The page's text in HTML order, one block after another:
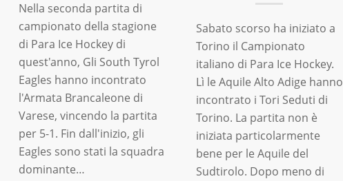
Nella seconda partita di
campionato della stagione
di Para Ice Hockey di
quest'anno, Gli South Tyrol
Eagles hanno incontrato
l'Armata Brancaleone di
Varese, vincendo la partita
per 5-1. Fin dall'inizio, gli
Eagles sono stati la squadra
dominante…
Sabato scorso ha iniziato a
Torino il Campionato
italiano di Para Ice Hockey.
Lì le Aquile Alto Adige hanno
incontrato i Tori Seduti di
Torino. La partita non è
iniziata particolarmente
bene per le Aquile del
Sudtirolo. Dopo meno di